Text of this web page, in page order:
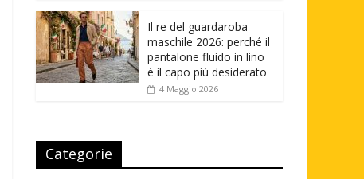
Il re del guardaroba
maschile 2026: perché il
pantalone fluido in lino
è il capo più desiderato
4 Maggio 2026
Categorie